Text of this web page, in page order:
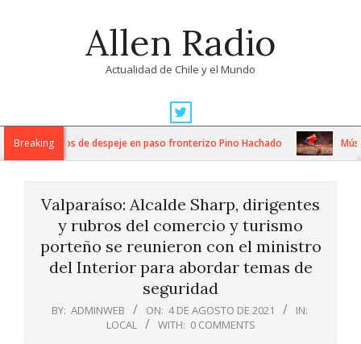
Allen Radio
Actualidad de Chile y el Mundo
Navigation
MenuBreaking
trabajos de despeje en paso fronterizo Pino Hachado Música:
Valparaíso: Alcalde Sharp, dirigentes
y rubros del comercio y turismo
porteño se reunieron con el ministro
del Interior para abordar temas de
seguridad
BY: ADMINWEB ON: 4 DE AGOSTO DE 2021
IN:
LOCAL
WITH: 0 COMMENTS